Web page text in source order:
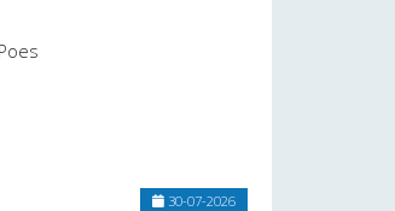
30-07-2026